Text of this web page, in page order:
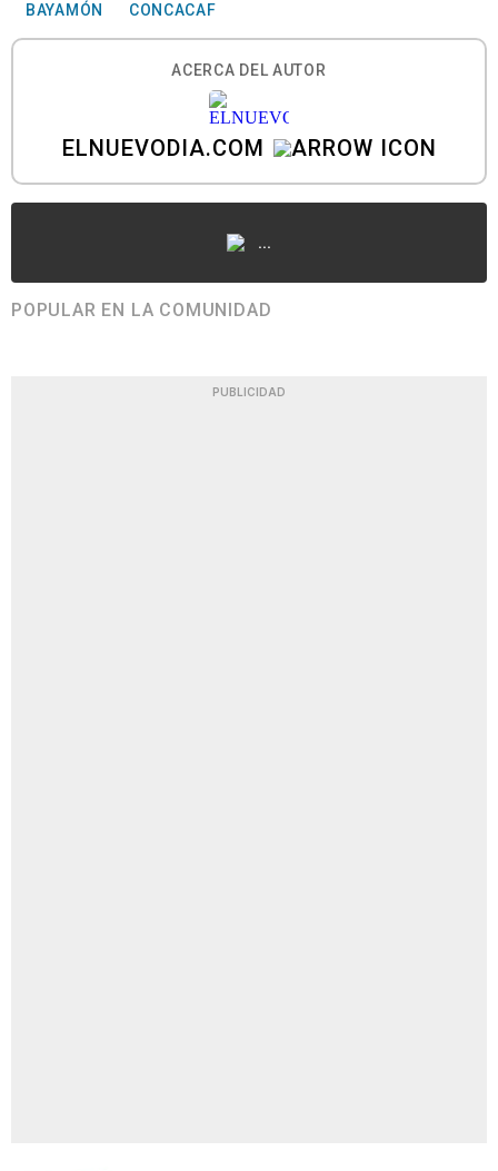
BAYAMÓN CONCACAF
ACERCA DEL AUTOR
ELNUEVODIA.COM
...
POPULAR EN LA COMUNIDAD
PUBLICIDAD